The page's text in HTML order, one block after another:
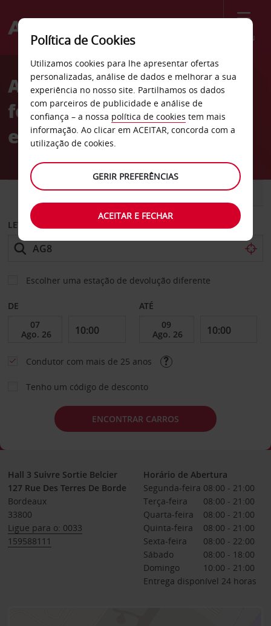
Menu
Welcome
AvisAluguer de carros Estação
ferroviária de Saint-Jean
em Bordéus
CARRO COMERCIAIS
LEVANTAR EM
Escolher uma estação de devolução diferente
DE ATÉ
Condutor com mais de 25 anos
Tenho um código de desconto
ENCONTRAR CARROS
Hall 3 Suivre Sortie Belcier
127 Rue Des Terres De Borde
Bordeaux
33800
Ligue para o: 0033
159588111
Horário de Abertura
Segunda-feira 08:00 - 21:00
Terça-feira
08:00 - 21:00
Quarta-feira
08:00 - 21:00
Quinta-feira
08:00 - 21:00
Sexta-feira
08:00 - 22:00
Sábado
08:00 - 18:00
Domingo
10:00 - 21:00
Entrega disponível 24 horas
Política de Cookies
Utilizamos cookies para lhe apresentar ofertas
personalizadas, análise de dados e melhorar a sua
experiência no nosso site. Partilhamos os dados
com parceiros de publicidade e análise de
confiança – a nossa política de cookies tem mais
informação. Ao clicar em ACEITAR, concorda com a
utilização de cookies.
GERIR PREFERÊNCIAS
ACEITAR E FECHAR